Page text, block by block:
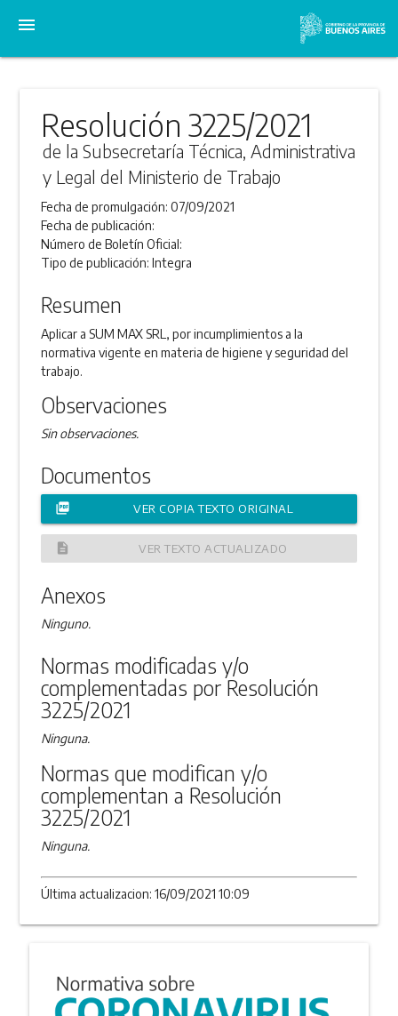
menu
Resolución 3225/2021
de la Subsecretaría Técnica, Administrativa
y Legal del Ministerio de Trabajo
Fecha de promulgación:07/09/2021
Fecha de publicación:
Número de Boletín Oficial:
Tipo de publicación:Integra
Resumen
Aplicar a SUM MAX SRL, por incumplimientos a la
normativa vigente en materia de higiene y seguridad del
trabajo.
Observaciones
Sin observaciones.
Documentos
picture_as_pdf VER COPIA TEXTO ORIGINAL
description VER TEXTO ACTUALIZADO
Anexos
Ninguno.
Normas modificadas y/o
complementadas por Resolución
3225/2021
Ninguna.
Normas que modifican y/o
complementan a Resolución
3225/2021
Ninguna.
Última actualizacion: 16/09/2021 10:09